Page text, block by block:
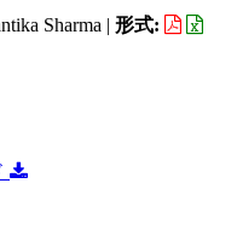
Sharma | 形式: